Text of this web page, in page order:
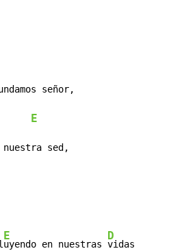
señor,
E
sed,
E
uyendo en nuestras
D